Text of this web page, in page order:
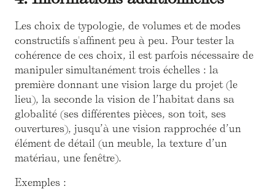
Les choix de typologie, de volumes et de modes
constructifs s'affinent peu à peu. Pour tester la
cohérence de ces choix, il est parfois nécessaire de
manipuler simultanément trois échelles : la
première donnant une vision large du projet (le
lieu), la seconde la vision de l’habitat dans sa
globalité (ses différentes pièces, son toit, ses
ouvertures), jusqu’à une vision rapprochée d’un
élément de détail (un meuble, la texture d’un
matériau, une fenêtre).
Exemples :